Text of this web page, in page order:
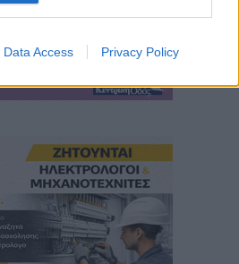
Data Access Privacy Policy